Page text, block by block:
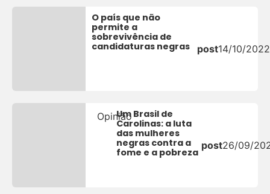
O país que não
permite a
sobrevivência de
candidaturas negras
post14/10/2022
OpiniãoUm Brasil de
Carolinas: a luta
das mulheres
negras contra a
fome e a pobreza
post26/09/